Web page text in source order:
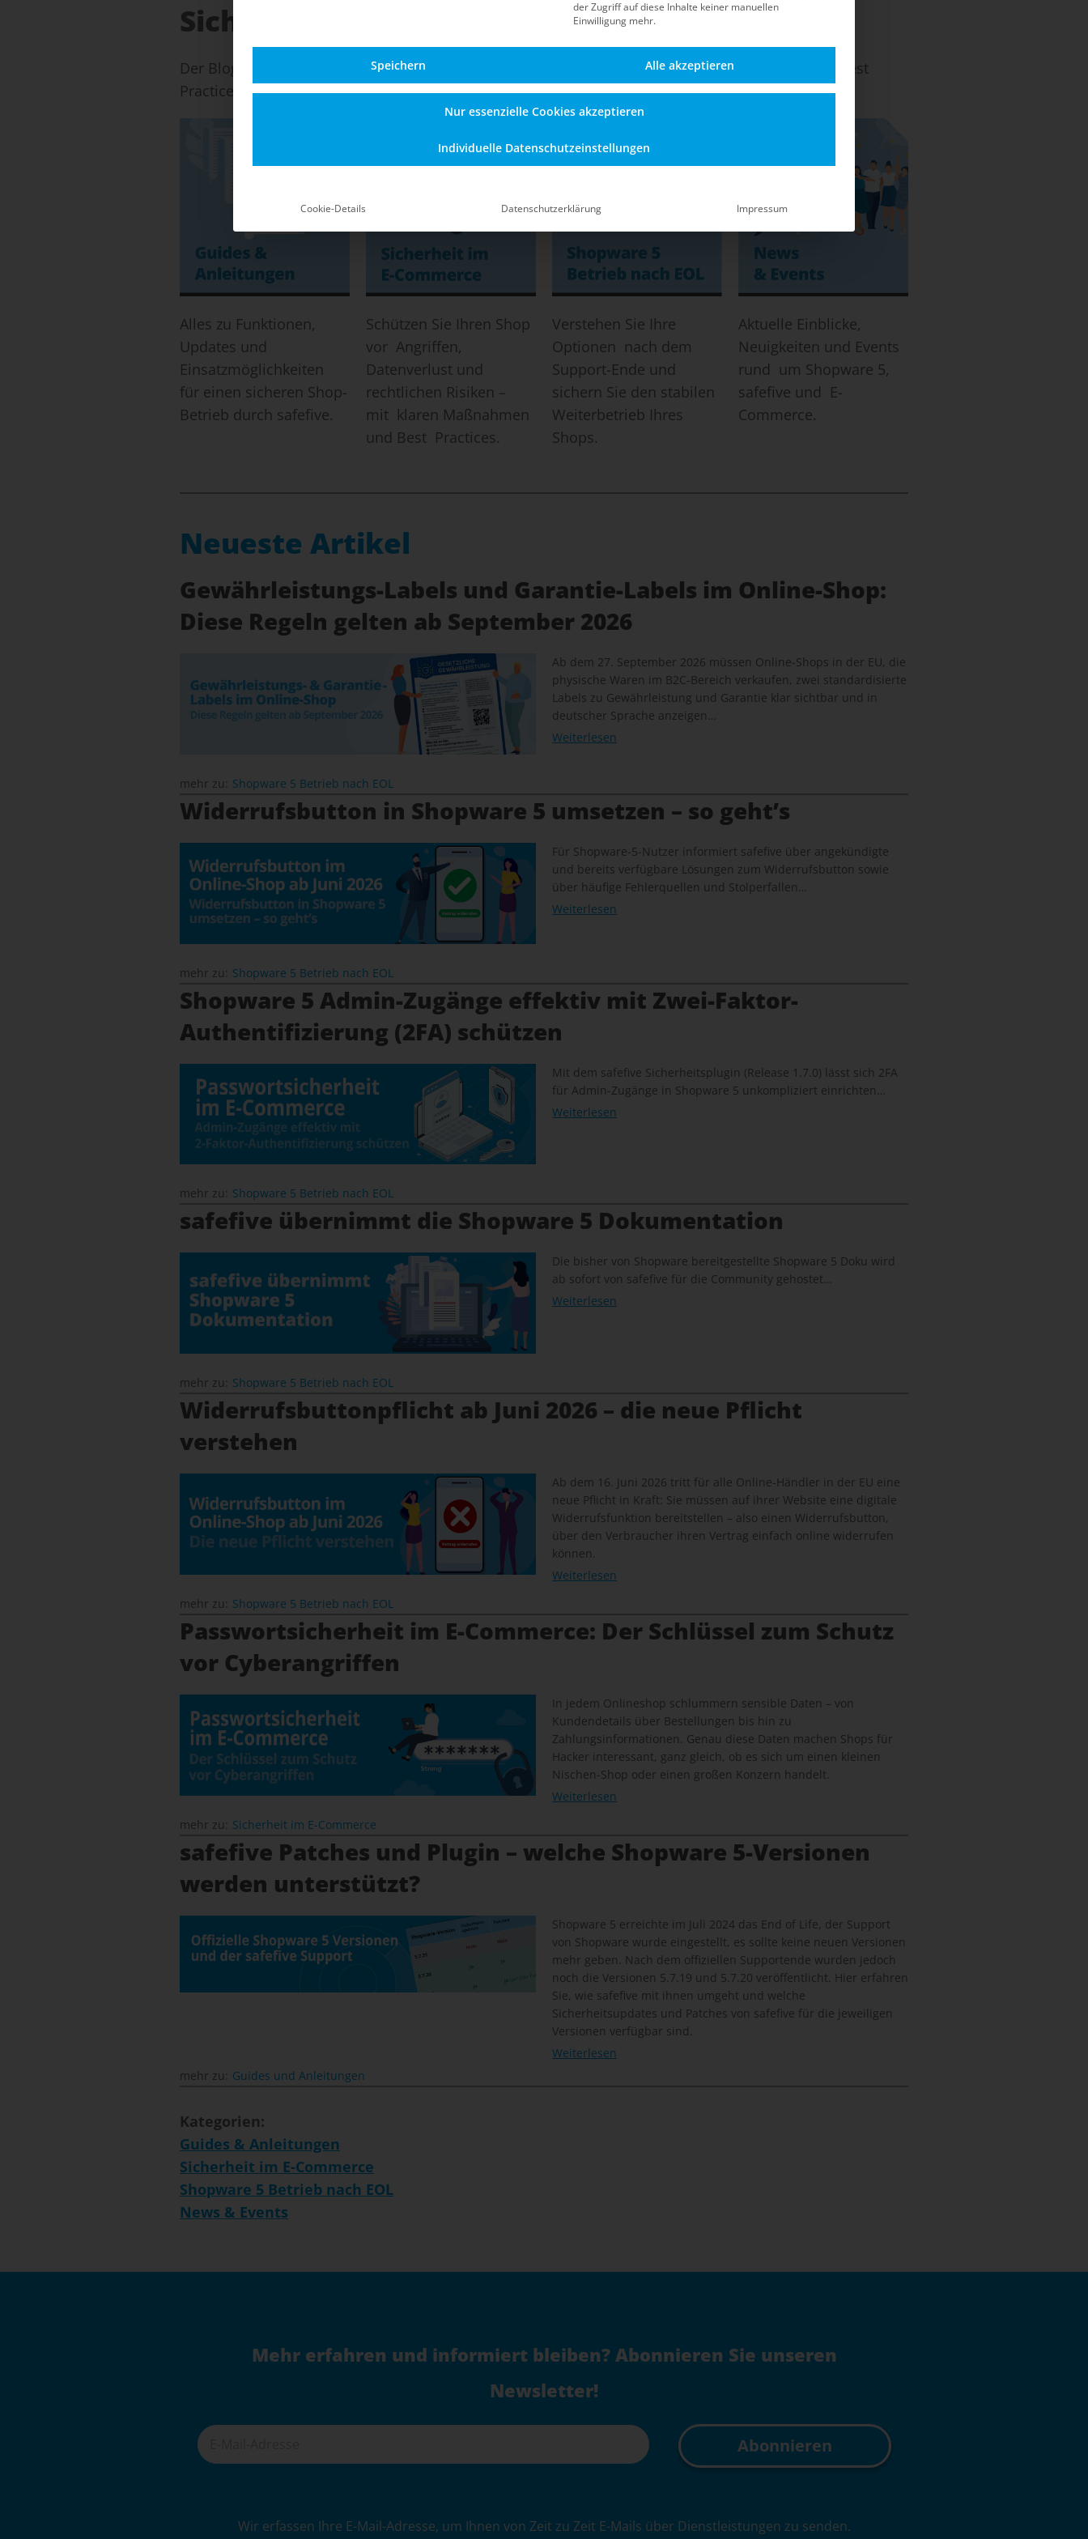
Sicherheits-Blog
Der Blog für Shopware 5: Informationen zu Sicherheit, Updates, dem Betrieb nach dem EOL und Best
Practices für einen stabilen Shopware-5-Shop – auch nach dem offiziellen End-of-Life.
Alles zu Funktionen,
Updates und
Einsatzmöglichkeiten
für einen sicheren Shop-
Betrieb durch safefive.
Schützen Sie Ihren Shop
vor Angriffen,
Datenverlust und
rechtlichen Risiken –
mit klaren Maßnahmen
und Best Practices.
Verstehen Sie Ihre
Optionen nach dem
Support-Ende und
sichern Sie den stabilen
Weiterbetrieb Ihres
Shops.
Aktuelle Einblicke,
Neuigkeiten und Events
rund um Shopware 5,
safefive und E-
Commerce.
Neueste Artikel
Gewährleistungs-Labels und Garantie-Labels im Online-Shop:
Diese Regeln gelten ab September 2026
Ab dem 27. September 2026 müssen Online-Shops in der EU, die
physische Waren im B2C-Bereich verkaufen, zwei standardisierte
Labels zu Gewährleistung und Garantie klar sichtbar und in
deutscher Sprache anzeigen…
Weiterlesen
mehr zu: Shopware 5 Betrieb nach EOL
Widerrufsbutton in Shopware 5 umsetzen – so geht’s
Für Shopware-5-Nutzer informiert safefive über angekündigte
und bereits verfügbare Lösungen zum Widerrufsbutton sowie
über häufige Fehlerquellen und Stolperfallen…
Weiterlesen
mehr zu: Shopware 5 Betrieb nach EOL
Shopware 5 Admin-Zugänge effektiv mit Zwei-Faktor-
Authentifizierung (2FA) schützen
Mit dem safefive Sicherheitsplugin (Release 1.7.0) lässt sich 2FA
für Admin-Zugänge in Shopware 5 unkompliziert einrichten…
Weiterlesen
mehr zu: Shopware 5 Betrieb nach EOL
safefive übernimmt die Shopware 5 Dokumentation
Die bisher von Shopware bereitgestellte Shopware 5 Doku wird
ab sofort von safefive für die Community gehostet…
Weiterlesen
mehr zu: Shopware 5 Betrieb nach EOL
Widerrufsbuttonpflicht ab Juni 2026 – die neue Pflicht
verstehen
Ab dem 16. Juni 2026 tritt für alle Online-Händler in der EU eine
neue Pflicht in Kraft: Sie müssen auf ihrer Website eine digitale
Widerrufsfunktion bereitstellen – also einen Widerrufsbutton,
über den Verbraucher ihren Vertrag einfach online widerrufen
können.
Weiterlesen
mehr zu: Shopware 5 Betrieb nach EOL
Passwortsicherheit im E-Commerce: Der Schlüssel zum Schutz
vor Cyberangriffen
In jedem Onlineshop schlummern sensible Daten – von
Kundendetails über Bestellungen bis hin zu
Zahlungsinformationen. Genau diese Daten machen Shops für
Hacker interessant, ganz gleich, ob es sich um einen kleinen
Nischen-Shop oder einen großen Konzern handelt.
Weiterlesen
mehr zu: Sicherheit im E-Commerce
safefive Patches und Plugin – welche Shopware 5-Versionen
werden unterstützt?
Shopware 5 erreichte im Juli 2024 das End of Life, der Support
von Shopware wurde eingestellt, es sollte keine neuen Versionen
mehr geben. Nach dem offiziellen Supportende wurden jedoch
noch die Versionen 5.7.19 und 5.7.20 veröffentlicht. Hier erfahren
Sie, wie safefive mit ihnen umgeht und welche
Sicherheitsupdates und Patches von safefive für die jeweiligen
Versionen verfügbar sind.
Weiterlesen
mehr zu: Guides und Anleitungen
Kategorien:
Guides & Anleitungen
Sicherheit im E-Commerce
Shopware 5 Betrieb nach EOL
News & Events
Mehr erfahren und informiert bleiben? Abonnieren Sie unseren
Newsletter!
Wir erfassen Ihre E-Mail-Adresse, um Ihnen von Zeit zu Zeit E-Mails über Dienstleistungen zu senden.
der Zugriff auf diese Inhalte keiner manuellen
Einwilligung mehr.
Speichern Alle akzeptieren
Nur essenzielle Cookies akzeptieren
Individuelle Datenschutzeinstellungen
Cookie-Details Datenschutzerklärung Impressum